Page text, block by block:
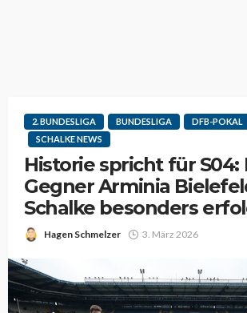
2. BUNDESLIGA BUNDESLIGA
DFB-POKAL
SCHALKE NEWS
Historie spricht für S04:
Gegner Arminia
Schalke besonders
Hagen Schmelzer 3. März 2026